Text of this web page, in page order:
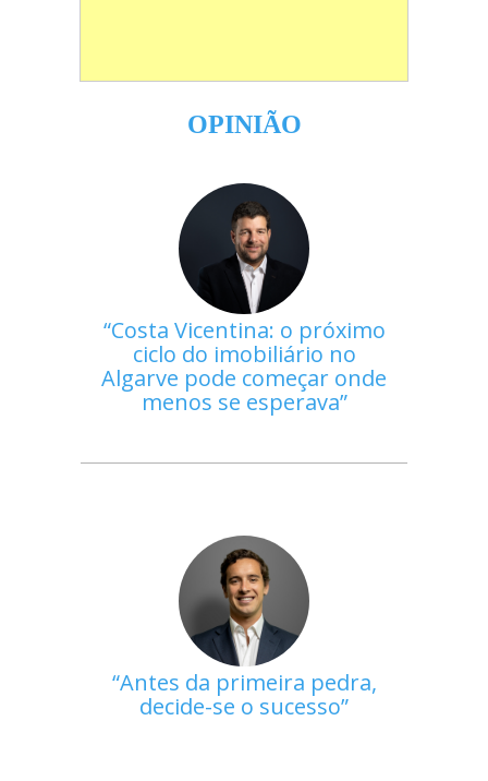
OPINIÃO
Costa Vicentina: o próximo
ciclo do imobiliário no
Algarve pode começar onde
menos se esperava
Antes da primeira pedra,
decide-se o sucesso